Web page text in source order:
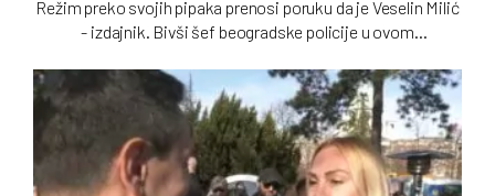
Režim preko svojih pipaka prenosi poruku da je Veselin Milić
- izdajnik. Bivši šef beogradske policije u ovom